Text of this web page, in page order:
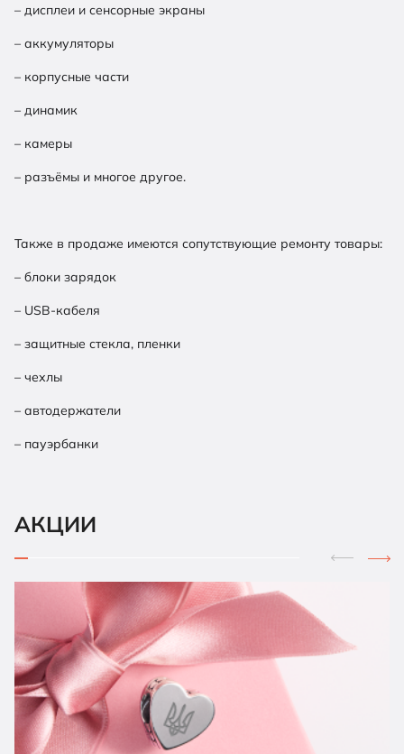
– дисплеи и сенсорные экраны
– аккумуляторы
– корпусные части
– динамик
– камеры
– разъёмы и многое другое.
Также в продаже имеются сопутствующие ремонту товары:
– блоки зарядок
– USB-кабеля
– защитные стекла, пленки
– чехлы
– автодержатели
– пауэрбанки
АКЦИИ